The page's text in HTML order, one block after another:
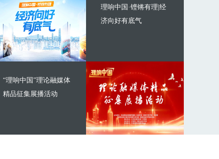
理响中国·铿锵有理|经
济向好有底气
“理响中国”理论融媒体
精品征集展播活动